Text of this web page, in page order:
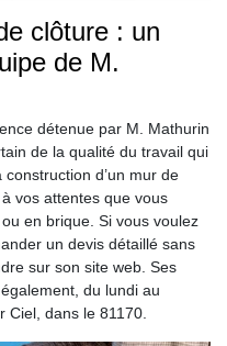
clôture : un
de M.
détenue par M. Mathurin
de la qualité du travail qui
d’un mur de
vos attentes que vous
en brique. Si vous voulez
un devis détaillé sans
sur son site web. Ses
du lundi au
Ciel, dans le 81170.